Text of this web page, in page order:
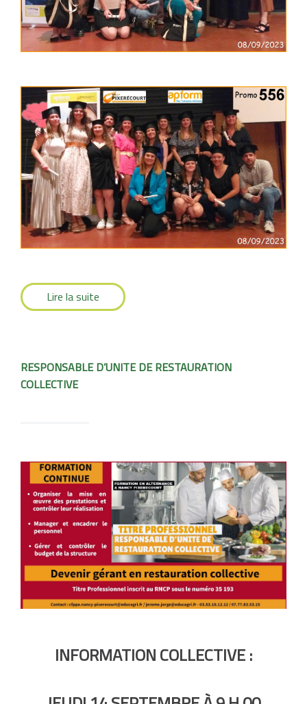
Lire la suite
RESPONSABLE D’UNITE DE RESTAURATION
COLLECTIVE
INFORMATION COLLECTIVE :